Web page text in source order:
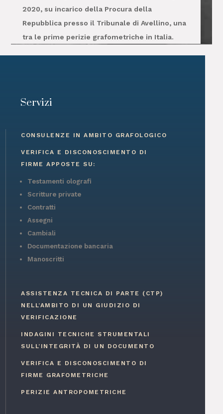
2020, su incarico della Procura della
Repubblica presso il Tribunale di Avellino, una
tra le prime perizie grafometriche in Italia.
Servizi
CONSULENZE IN AMBITO GRAFOLOGICO
VERIFICA E DISCONOSCIMENTO DI
FIRME APPOSTE SU:
Testamenti olografi
Scritture private
Contratti
Assegni
Cambiali
Documentazione bancaria
Manoscritti
ASSISTENZA TECNICA DI PARTE (CTP)
NELL’AMBITO DI UN GIUDIZIO DI
VERIFICAZIONE
INDAGINI TECNICHE STRUMENTALI
SULL’INTEGRITÀ DI UN DOCUMENTO
VERIFICA E DISCONOSCIMENTO DI
FIRME GRAFOMETRICHE
PERIZIE ANTROPOMETRICHE